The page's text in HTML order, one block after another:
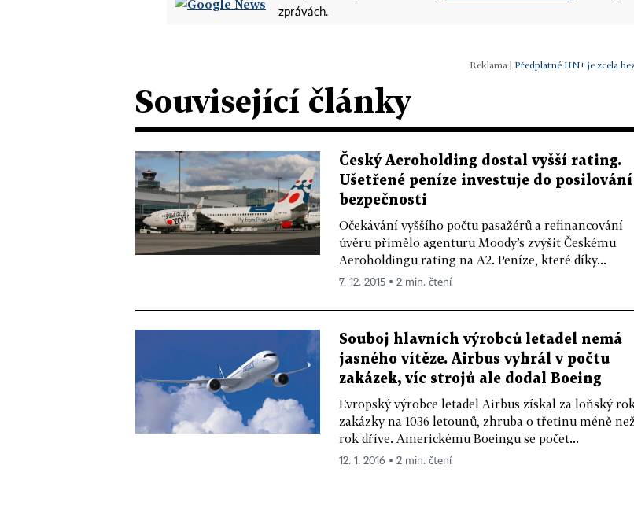
zprávách.
| Předplatné HN+ je zcela
Související články
Český Aeroholding dostal vyšší rating.
Ušetřené peníze investuje do posilování
bezpečnosti
Očekávání vyššího počtu pasažérů a refinancování
úvěru přimělo agenturu Moody’s zvýšit Českému
Aeroholdingu rating na A2. Peníze, které díky...
7. 12. 2015 ▪ 2 min. čtení
Souboj hlavních výrobců letadel nemá
jasného vítěze. Airbus vyhrál v počtu
zakázek, víc strojů ale dodal Boeing
Evropský výrobce letadel Airbus získal za loňský
zakázky na 1036 letounů, zhruba o třetinu méně
rok dříve. Americkému Boeingu se počet...
12. 1. 2016 ▪ 2 min. čtení